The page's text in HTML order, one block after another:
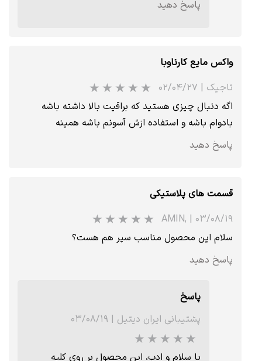
پاسخ دهید
واکس مایع کارناوبا
تاجیک | ۰۲/۰۴/۲۷
اگه دنبال چیزی هستید که براقیت بالا داشته باشه
بادوام باشه و استفاده ازش آسونم باشه همینه
پاسخ دهید
قسمت های پلاستیکی
AMIN, | ۰۳/۰۸/۱۹
سلام این محصول مناسب سپر هم هست؟
پاسخ دهید
پاسخ
پشتیبانی ایران دیتیل | ۰۳/۰۸/۱۹
با سلام و ادب، این محصول بر روی کلیه